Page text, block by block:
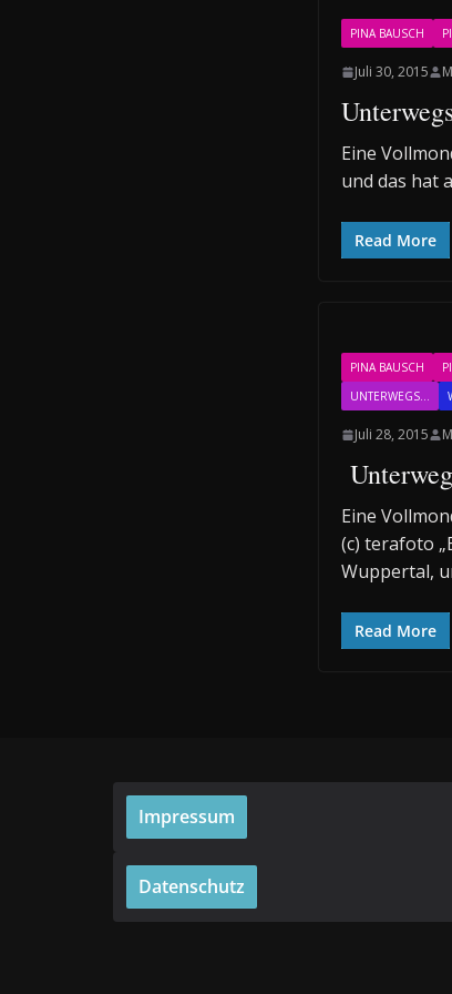
PINA BAUSCH
Juli 30, 2015
Eine
und das hat
Read More
PINA BAUSCH
UNTERWEGS...
Juli 28, 2015
Eine
(c) terafoto
Wuppertal,
Read More
Impressum
Datenschutz